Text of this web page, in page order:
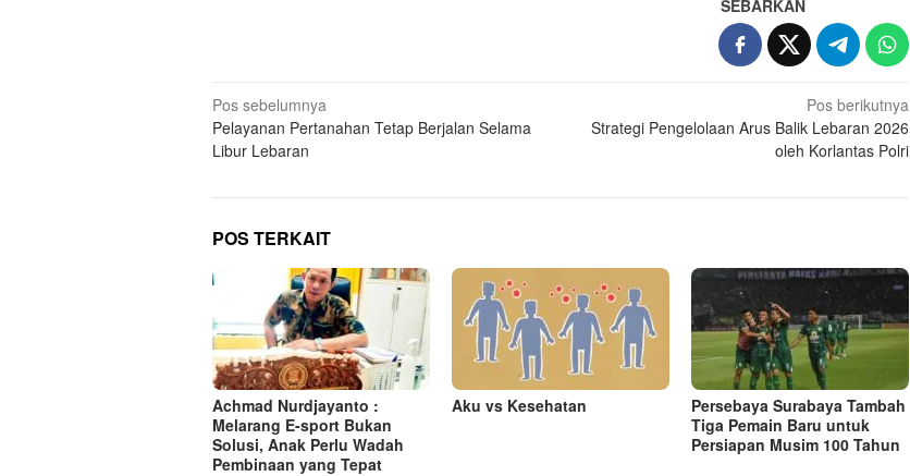
SEBARKAN
N
a
v
i
g
s
i
p
o
s
Pos sebelumnya
Pelayanan Pertanahan Tetap Berjalan Selama
Libur Lebaran
Pos berikutnya
Strategi Pengelolaan Arus Balik Lebaran 2026
oleh Korlantas Polri
POS TERKAIT
Achmad Nurdjayanto :
Melarang E-sport Bukan
Solusi, Anak Perlu Wadah
Pembinaan yang Tepat
Aku vs Kesehatan
Persebaya Surabaya Tambah
Tiga Pemain Baru untuk
Persiapan Musim 100 Tahun